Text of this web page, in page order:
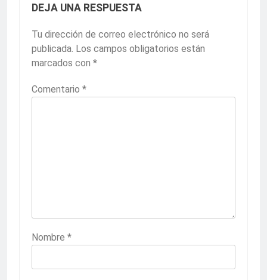
DEJA UNA RESPUESTA
Tu dirección de correo electrónico no será
publicada. Los campos obligatorios están
marcados con *
Comentario *
Nombre *